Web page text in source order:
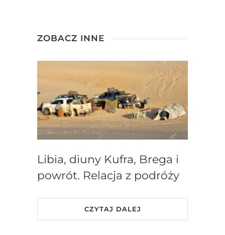
ZOBACZ INNE
Libia, diuny Kufra, Brega i
powrót. Relacja z podróży
CZYTAJ DALEJ